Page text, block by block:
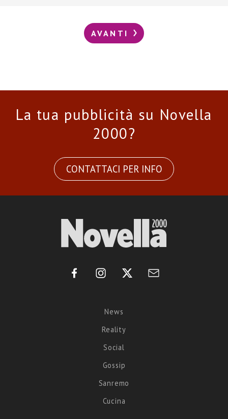
AVANTI
La tua pubblicità su Novella
2000?
CONTATTACI PER INFO
News
Reality
Social
Gossip
Sanremo
Cucina